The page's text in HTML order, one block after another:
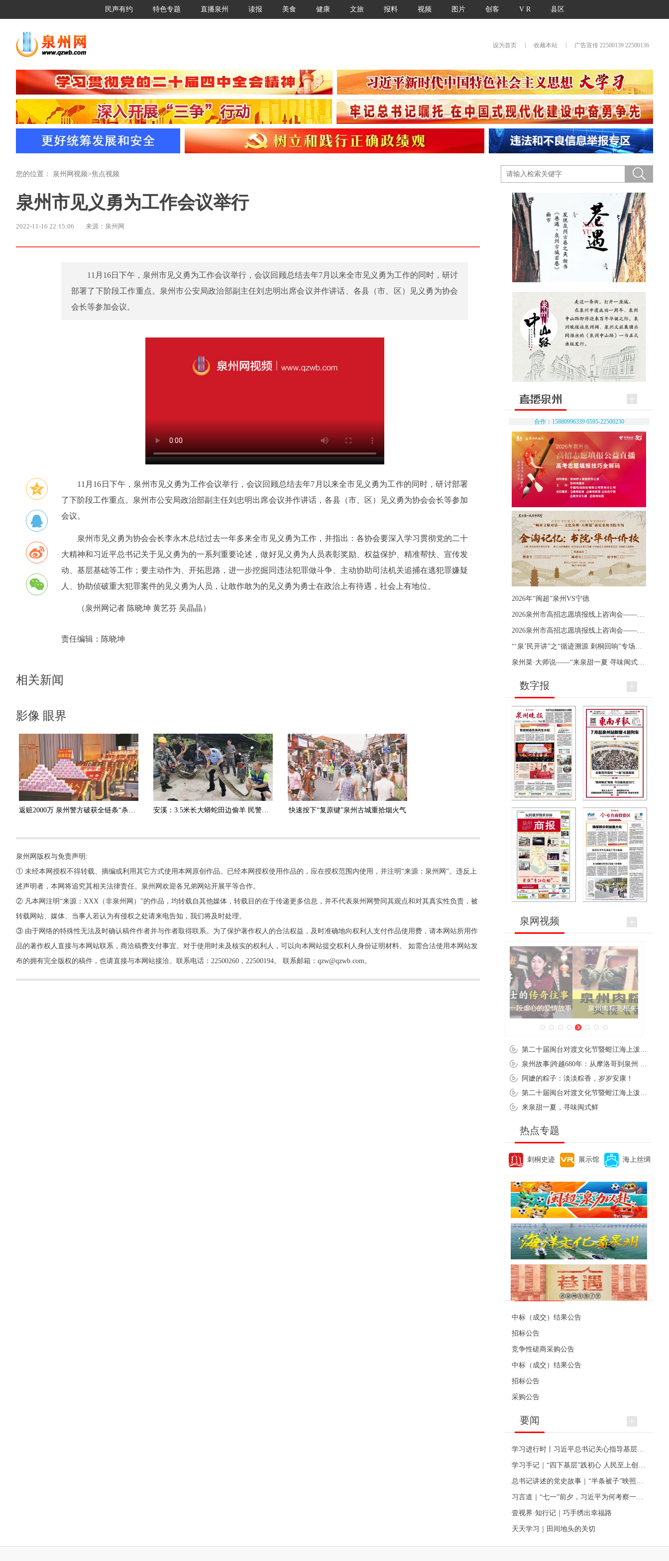
民声有约 特色专题 直播泉州 读报 美食 健康 文旅 报料 视频 图片 创客 V R 县区
设为首页 收藏本站 广告宣传 22500139 22500136
您的位置： 泉州网视频>焦点视频
泉州市见义勇为工作会议举行
2022-11-16 22:15:06 来源：泉州网
11月16日下午，泉州市见义勇为工作会议举行，会议回顾总结去年7月以来全市见义勇为工作的同时，研讨
部署了下阶段工作重点。泉州市公安局政治部副主任刘忠明出席会议并作讲话、各县（市、区）见义勇为协会
会长等参加会议。
11月16日下午，泉州市见义勇为工作会议举行，会议回顾总结去年7月以来全市见义勇为工作的同时，研讨部署
了下阶段工作重点。泉州市公安局政治部副主任刘忠明出席会议并作讲话，各县（市、区）见义勇为协会会长等参加
会议。
泉州市见义勇为协会会长李永木总结过去一年多来全市见义勇为工作，并指出：各协会要深入学习贯彻党的二十
大精神和习近平总书记关于见义勇为的一系列重要论述，做好见义勇为人员表彰奖励、权益保护、精准帮扶、宣传发
动、基层基础等工作；要主动作为、开拓思路，进一步挖掘同违法犯罪做斗争、主动协助司法机关追捕在逃犯罪嫌疑
人、协助侦破重大犯罪案件的见义勇为人员，让敢作敢为的见义勇为勇士在政治上有待遇，社会上有地位。
（泉州网记者 陈晓坤 黄艺芬 吴晶晶）
责任编辑： 陈晓坤
相关新闻
影像 眼界
返赃2000万 泉州警方破获全链条“杀猪盘”诈骗团伙 安溪：3.5米长大蟒蛇田边偷羊 民警擒获放生 快速按下“复原键”泉州古城重拾烟火气
泉州网版权与免责声明:
① 未经本网授权不得转载、摘编或利用其它方式使用本网原创作品。已经本网授权使用作品的，应在授权范围内使用，并注明“来源：泉州网”。违反上
述声明者，本网将追究其相关法律责任。泉州网欢迎各兄弟网站开展平等合作。
② 凡本网注明“来源：XXX（非泉州网）”的作品，均转载自其他媒体，转载目的在于传递更多信息，并不代表泉州网赞同其观点和对其真实性负责，被
转载网站、媒体、当事人若认为有侵权之处请来电告知，我们将及时处理。
③ 由于网络的特殊性无法及时确认稿件作者并与作者取得联系。为了保护著作权人的合法权益，及时准确地向权利人支付作品使用费，请本网站所用作
品的著作权人直接与本网站联系，商洽稿费支付事宜。对于使用时未及核实的权利人，可以向本网站提交权利人身份证明材料。 如需合法使用本网站发
布的拥有完全版权的稿件，也请直接与本网站接洽。联系电话：22500260，22500194。 联系邮箱：qzw@qzwb.com。
合作：15880996339 0595-22500230
2026年“闽超”泉州VS宁德
数字报
泉网视频
泉州肉粽亮相央视《新闻联播》
阿嬷的粽子：淡淡粽香，岁岁安康！
来泉甜一夏，寻味闽式鲜
热点专题
刺桐史迹 展示馆 海上丝绸
便民资讯
中标（成交）结果公告
招标公告
竞争性磋商采购公告
中标（成交）结果公告
招标公告
采购公告
要闻
壹视界·知行记｜巧手绣出幸福路
天天学习｜田间地头的关切